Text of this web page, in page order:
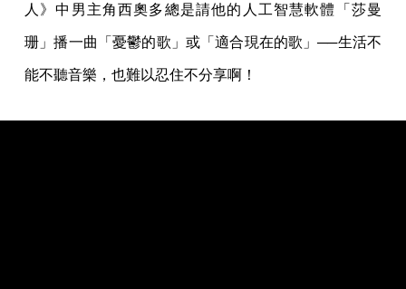
人》中男主角西奧多總是請他的人工智慧軟體「莎曼
珊」播一曲「憂鬱的歌」或「適合現在的歌」──生活不
能不聽音樂，也難以忍住不分享啊！